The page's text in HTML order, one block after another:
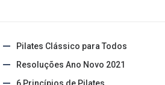
Pilates Clássico para Todos
Resoluções Ano Novo 2021